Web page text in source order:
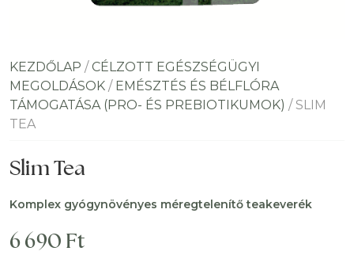
KEZDŐLAP / CÉLZOTT EGÉSZSÉGÜGYI
MEGOLDÁSOK / EMÉSZTÉS ÉS BÉLFLÓRA
TÁMOGATÁSA (PRO- ÉS PREBIOTIKUMOK) / SLIM
TEA
Slim Tea
Komplex gyógynövényes méregtelenítő teakeverék
6 690 Ft